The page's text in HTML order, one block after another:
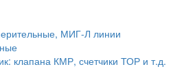
МИГ-Л линии
клапана КМР, счетчики ТОР и т.д.